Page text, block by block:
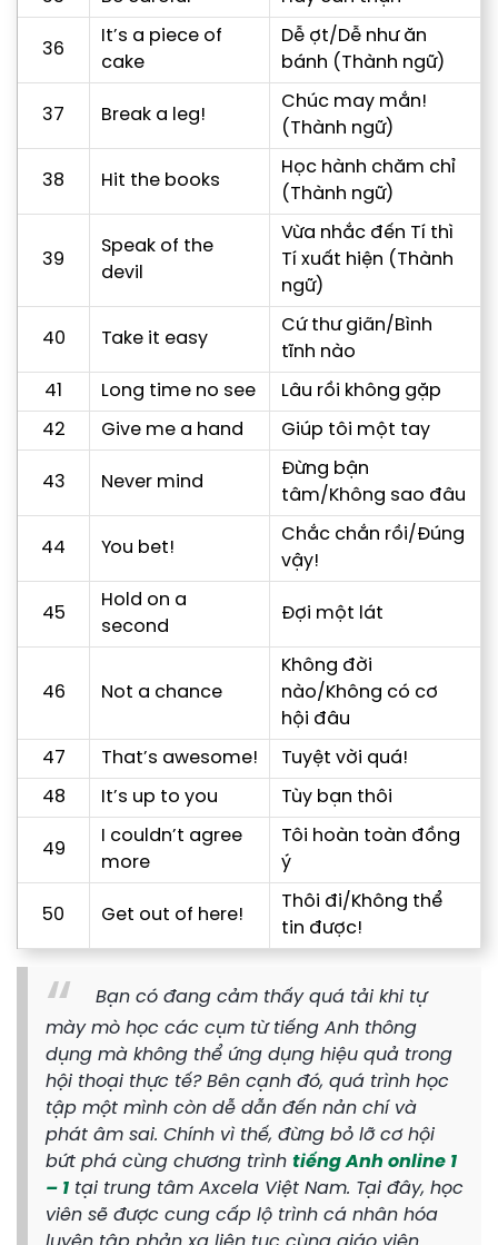
36
It’s a piece of
cake
Dễ ợt/Dễ như ăn
bánh (Thành ngữ)
37 Break a leg!
Chúc may mắn!
(Thành ngữ)
38 Hit the books
Học hành chăm chỉ
(Thành ngữ)
39
Speak of the
devil
Vừa nhắc đến Tí thì
Tí xuất hiện (Thành
ngữ)
40 Take it easy
Cứ thư giãn/Bình
tĩnh nào
41 Long time no see Lâu rồi không gặp
42 Give me a hand Giúp tôi một tay
43 Never mind
Đừng bận
tâm/Không sao đâu
44 You bet!
Chắc chắn rồi/Đúng
vậy!
45
Hold on a
second
Đợi một lát
46 Not a chance
Không đời
nào/Không có cơ
hội đâu
47 That’s awesome! Tuyệt vời quá!
48 It’s up to you Tùy bạn thôi
49
I couldn’t agree
more
Tôi hoàn toàn đồng
ý
50 Get out of here!
Thôi đi/Không thể
tin được!
Bạn có đang cảm thấy quá tải khi tự
mày mò học các cụm từ tiếng Anh thông
dụng mà không thể ứng dụng hiệu quả trong
hội thoại thực tế? Bên cạnh đó, quá trình học
tập một mình còn dễ dẫn đến nản chí và
phát âm sai. Chính vì thế, đừng bỏ lỡ cơ hội
bứt phá cùng chương trình tiếng Anh online 1
– 1 tại trung tâm Axcela Việt Nam. Tại đây, học
viên sẽ được cung cấp lộ trình cá nhân hóa